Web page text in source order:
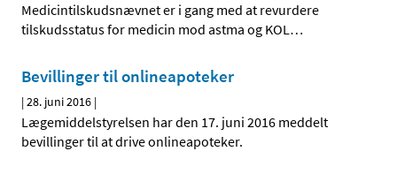
Medicintilskudsnævnet er i gang med at revurdere
tilskudsstatus for medicin mod astma og KOL…
Bevillinger til onlineapoteker
|28. juni 2016 |
Lægemiddelstyrelsen har den 17. juni 2016 meddelt
bevillinger til at drive onlineapoteker.